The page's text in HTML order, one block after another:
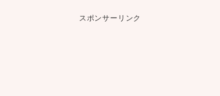
スポンサーリンク